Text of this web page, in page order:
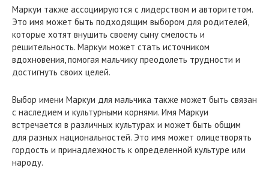
Маркуи также ассоциируются с лидерством и авторитетом.
Это имя может быть подходящим выбором для родителей,
которые хотят внушить своему сыну смелость и
решительность. Маркуи может стать источником
вдохновения, помогая мальчику преодолеть трудности и
достигнуть своих целей.
Выбор имени Маркуи для мальчика также может быть связан
с наследием и культурными корнями. Имя Маркуи
встречается в различных культурах и может быть общим
для разных национальностей. Это имя может олицетворять
гордость и принадлежность к определенной культуре или
народу.